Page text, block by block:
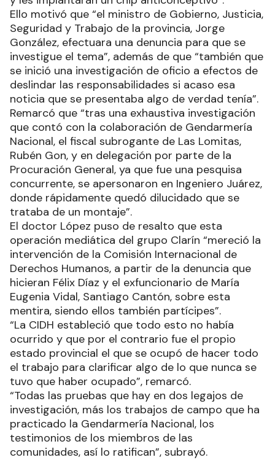
Ello motivó que “el ministro de Gobierno, Justicia,
Seguridad y Trabajo de la provincia, Jorge
González, efectuara una denuncia para que se
investigue el tema”, además de que “también que
se inició una investigación de oficio a efectos de
deslindar las responsabilidades si acaso esa
noticia que se presentaba algo de verdad tenía”.
Remarcó que “tras una exhaustiva investigación
que contó con la colaboración de Gendarmería
Nacional, el fiscal subrogante de Las Lomitas,
Rubén Gon, y en delegación por parte de la
Procuración General, ya que fue una pesquisa
concurrente, se apersonaron en Ingeniero Juárez,
donde rápidamente quedó dilucidado que se
trataba de un montaje”.
El doctor López puso de resalto que esta
operación mediática del grupo Clarín “mereció la
intervención de la Comisión Internacional de
Derechos Humanos, a partir de la denuncia que
hicieran Félix Díaz y el exfuncionario de María
Eugenia Vidal, Santiago Cantón, sobre esta
mentira, siendo ellos también partícipes”.
“La CIDH estableció que todo esto no había
ocurrido y que por el contrario fue el propio
estado provincial el que se ocupó de hacer todo
el trabajo para clarificar algo de lo que nunca se
tuvo que haber ocupado”, remarcó.
“Todas las pruebas que hay en dos legajos de
investigación, más los trabajos de campo que ha
practicado la Gendarmería Nacional, los
testimonios de los miembros de las
comunidades, así lo ratifican”, subrayó.